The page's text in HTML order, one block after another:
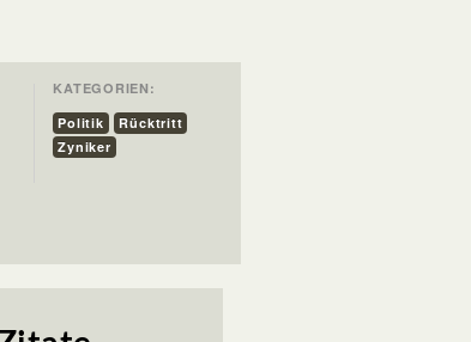
KATEGORIEN:
Politik
Rücktritt
Zyniker